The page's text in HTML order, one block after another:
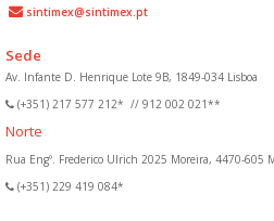
sintimex@sintimex.pt
Sede
Av. Infante D. Henrique Lote 9B, 1849-034 Lisboa
(+351) 217 577 212* // 912 002 021**
Norte
Rua Engº. Frederico Ulrich 2025 Moreira, 4470-605
(+351) 229 419 084*